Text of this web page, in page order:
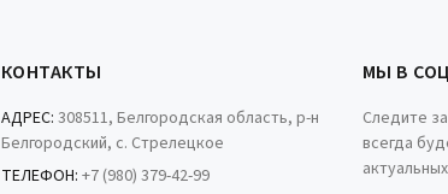
КОНТАКТЫ
АДРЕС: 308511, Белгородская область, р-н
Белгородский, с. Стрелецкое
ТЕЛЕФОН: +7 (980) 379-42-99
МЫ В
Следите
всегда